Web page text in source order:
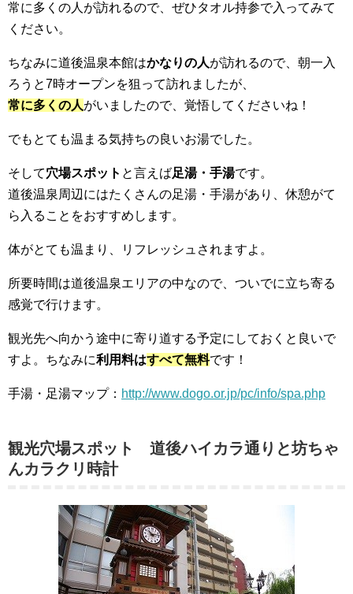
常に多くの人が訪れるので、ぜひタオル持参で入ってみて
ください。
ちなみに道後温泉本館はかなりの人が訪れるので、朝一入
ろうと7時オープンを狙って訪れましたが、
常に多くの人がいましたので、覚悟してくださいね！
でもとても温まる気持ちの良いお湯でした。
そして穴場スポット と言えば足湯・手湯です。
道後温泉周辺にはたくさんの足湯・手湯があり、休憩がて
ら入ることをおすすめします。
体がとても温まり、リフレッシュされますよ。
所要時間は道後温泉エリアの中なので、ついでに立ち寄る
感覚で行けます。
観光先へ向かう途中に寄り道する予定にしておくと良いで
すよ。ちなみに利用料はすべて無料です！
手湯・足湯マップ： http://www.dogo.or.jp/pc/info/spa.php
観光穴場スポット 道後ハイカラ通りと坊ちゃ
んカラクリ時計